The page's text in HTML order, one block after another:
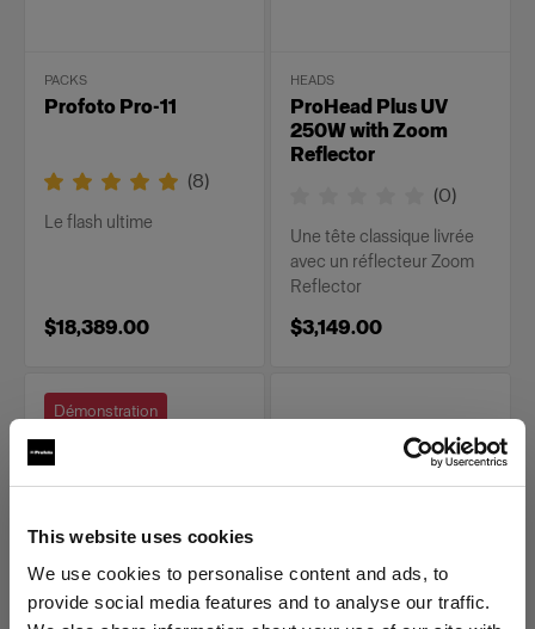
This website uses cookies
We use cookies to personalise content and ads, to
provide social media features and to analyse our traffic.
PACKS
Profoto Pro-11
(8)
Le flash ultime
$18,389.00
HEADS
ProHead Plus UV
250W with Zoom
Reflector
(0)
Une tête classique livrée
avec un réflecteur Zoom
Reflector
$3,149.00
Démonstration
HEADS HEADS